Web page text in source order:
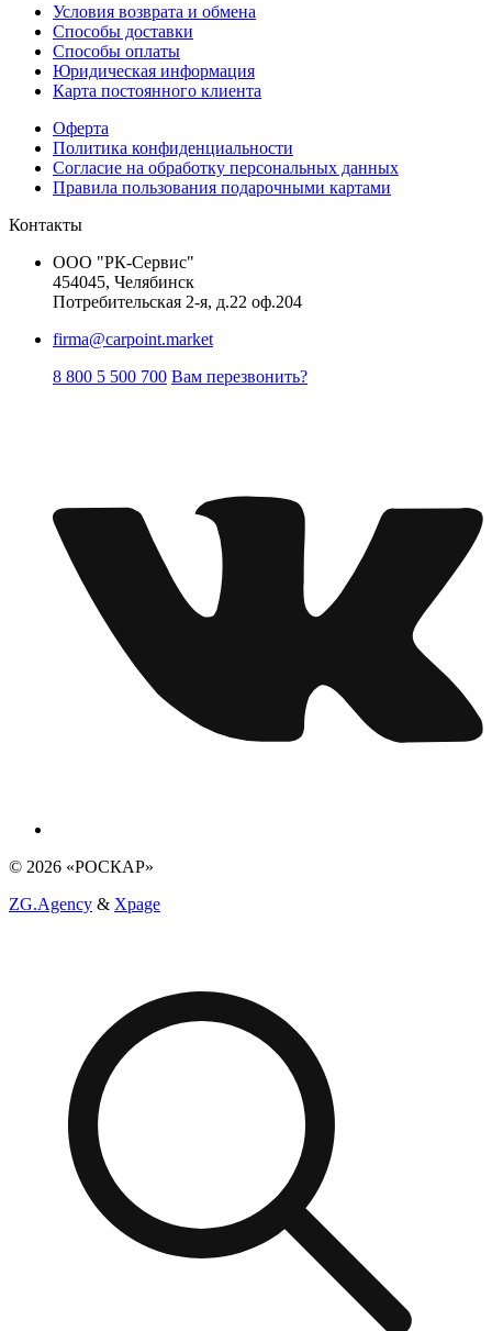
Условия возврата и обмена
Способы доставки
Способы оплаты
Юридическая информация
Карта постоянного клиента
Оферта
Политика конфиденциальности
Согласие на обработку персональных данных
Правила пользования подарочными картами
Контакты
ООО "РК-Сервис"
454045, Челябинск
Потребительская 2-я, д.22 оф.204
firma@carpoint.market
8 800 5 500 700 Вам перезвонить?
© 2026 «РОСКАР»
ZG.Agency & Xpage